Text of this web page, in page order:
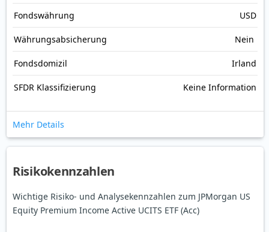
Fonds­währung USD
Währungsabsicherung Nein
Fondsdomizil Irland
SFDR Klassifizierung Keine Information
Mehr Details
Risikokennzahlen
Wichtige Risiko- und Analysekennzahlen zum JPMorgan US
Equity Premium Income Active UCITS ETF (Acc)